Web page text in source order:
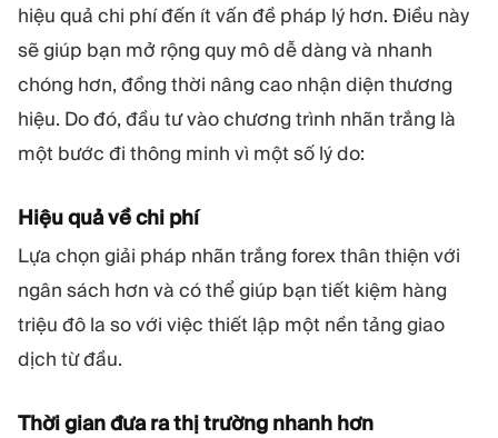
hiệu quả chi phí đến ít vấn đề pháp lý hơn. Điều này
sẽ giúp bạn mở rộng quy mô dễ dàng và nhanh
chóng hơn, đồng thời nâng cao nhận diện thương
hiệu. Do đó, đầu tư vào chương trình nhãn trắng là
một bước đi thông minh vì một số lý do:
Hiệu quả về chi phí
Lựa chọn giải pháp nhãn trắng forex thân thiện với
ngân sách hơn và có thể giúp bạn tiết kiệm hàng
triệu đô la so với việc thiết lập một nền tảng giao
dịch từ đầu.
Thời gian đưa ra thị trường nhanh hơn